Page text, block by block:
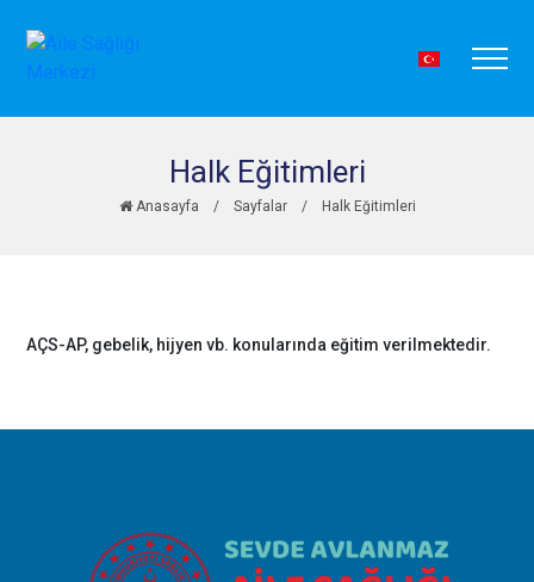
Halk Eğitimleri
Anasayfa / Sayfalar / Halk Eğitimleri
AÇS-AP, gebelik, hijyen vb. konularında eğitim verilmektedir.